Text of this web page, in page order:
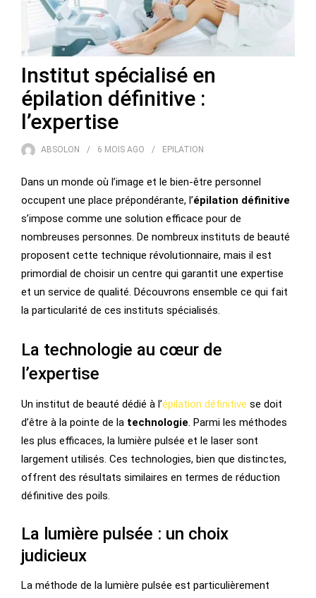
Institut spécialisé en
épilation définitive :
l’expertise
ABSOLON 6 MOIS AGO EPILATION
Dans un monde où l’image et le bien-être personnel
occupent une place prépondérante, l’épilation définitive
s’impose comme une solution efficace pour de
nombreuses personnes. De nombreux instituts de beauté
proposent cette technique révolutionnaire, mais il est
primordial de choisir un centre qui garantit une expertise
et un service de qualité. Découvrons ensemble ce qui fait
la particularité de ces instituts spécialisés.
La technologie au cœur de
l’expertise
Un institut de beauté dédié à l’épilation définitive se doit
d’être à la pointe de la technologie. Parmi les méthodes
les plus efficaces, la lumière pulsée et le laser sont
largement utilisés. Ces technologies, bien que distinctes,
offrent des résultats similaires en termes de réduction
définitive des poils.
La lumière pulsée : un choix
judicieux
La méthode de la lumière pulsée est particulièrement